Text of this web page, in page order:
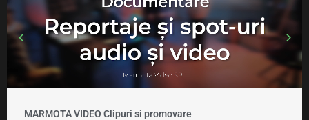
MARMOTA VIDEO Clipuri si promovare